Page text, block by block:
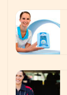
buscan
fortalecer